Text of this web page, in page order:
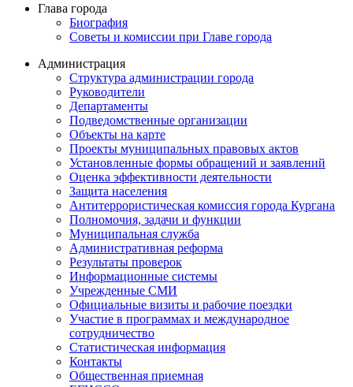
Глава города
Биография
Советы и комиссии при Главе города
Администрация
Структура администрации города
Руководители
Департаменты
Подведомственные организации
Объекты на карте
Проекты муниципальных правовых актов
Установленные формы обращений и заявлений
Оценка эффективности деятельности
Защита населения
Антитеррористическая комиссия города Кургана
Полномочия, задачи и функции
Муниципальная служба
Административная реформа
Результаты проверок
Информационные системы
Учрежденные СМИ
Официальные визиты и рабочие поездки
Участие в программах и международное
сотрудничество
Статистическая информация
Контакты
Общественная приемная